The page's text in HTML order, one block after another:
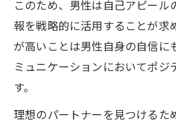
このため、男性は自己アピール
報を戦略的に活用することが求
が高いことは男性自身の自信に
ミュニケーションにおいてポジ
す。
理想のパートナーを見つけるた